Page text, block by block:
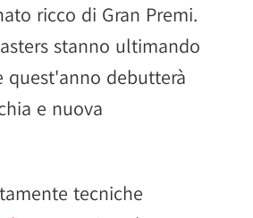
ricco di Gran Premi.
stanno ultimando
quest'anno debutterà
e nuova
tecniche